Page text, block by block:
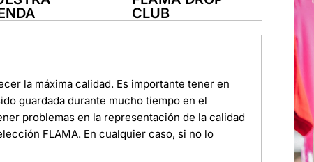
CLUB
la máxima calidad. Es importante tener en
guardada durante mucho tiempo en el
problemas en la representación de la calidad
FLAMA. En cualquier caso, si no lo